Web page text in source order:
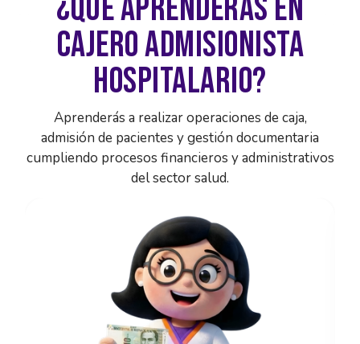
¿QUÉ APRENDERÁS EN
CAJERO ADMISIONISTA
HOSPITALARIO?
Aprenderás a realizar operaciones de caja,
admisión de pacientes y gestión documentaria
cumpliendo procesos financieros y administrativos
del sector salud.